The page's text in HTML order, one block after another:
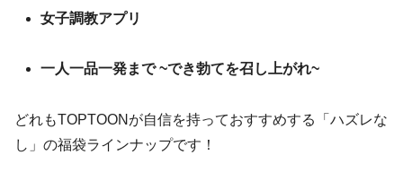
女子調教アプリ
一人一品一発まで ~でき勃てを召し上がれ~
どれもTOPTOONが自信を持っておすすめする「ハズレな
し」の福袋ラインナップです！